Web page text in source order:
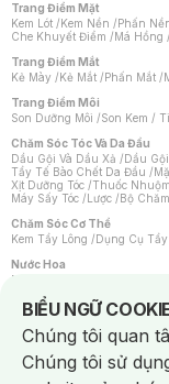
Trang Điểm Mặt
Kem Lót /Kem Nền /Phấn
Che Khuyết Điểm /Má Hồng /
Trang Điểm Mắt
Kẻ Mày /Kẻ Mắt /Phấn Mắt /
Trang Điểm Môi
Son Dưỡng Môi /Son Kem /
Chăm Sóc Tóc Và Da Đầu
Dầu Gội Và Dầu Xả /Dầu Gội
Tẩy Tế Bào Chết Da Đầu /
Xịt Dưỡng Tóc /Thuốc
Máy Sấy Tóc /Lược /Bộ
Chăm Sóc Cơ Thể
Kem Tẩy Lông /Dụng Cụ Tẩy
Nước Hoa
Nước Hoa Nữ
Chăm Sóc Cá Nhân
Chống Muỗi /Khẩu Trang /
Sản Phẩm Chăm Sóc Khác /
Hỗ Trợ Trắng Răng/Kem
Tăm / Chỉ Nha Khoa/ Xịt
BIỂU NGỮ
Notice about
Chúng tôi quan
Chúng tôi sử